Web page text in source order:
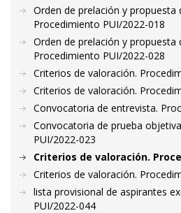
Orden de prelación y propuesta
Procedimiento PUI/2022-018
Orden de prelación y propuesta
Procedimiento PUI/2022-028
Criterios de valoración.
Criterios de valoración.
Convocatoria de entrevista.
Convocatoria de prueba
PUI/2022-023
Criterios de valoración.
Criterios de valoración.
lista provisional de aspirantes
PUI/2022-044